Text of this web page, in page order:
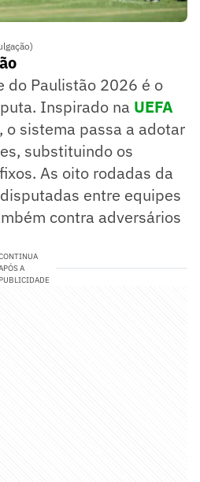
do Paulistão 2026 é o
Inspirado na UEFA
, o sistema passa a adotar
substituindo os
As oito rodadas da
entre equipes
contra adversários
A
PUBLICIDADE